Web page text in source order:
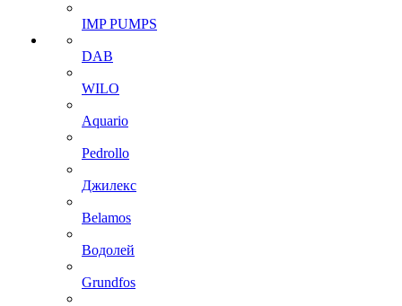
IMP PUMPS
DAB
WILO
Aquario
Pedrollo
Джилекс
Belamos
Водолей
Grundfos